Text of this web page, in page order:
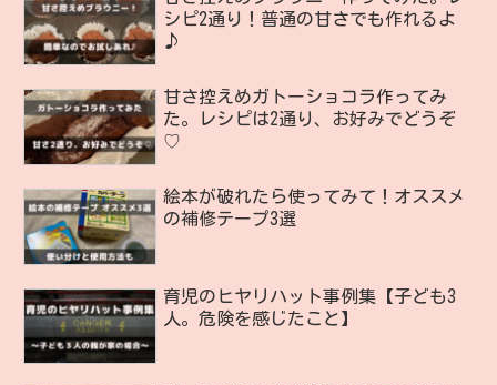
シピ2通り！普通の甘さでも作れるよ
♪
甘さ控えめガトーショコラ作ってみ
た。レシピは2通り、お好みでどうぞ
♡
絵本が破れたら使ってみて！オススメ
の補修テープ3選
育児のヒヤリハット事例集【子ども3
人。危険を感じたこと】